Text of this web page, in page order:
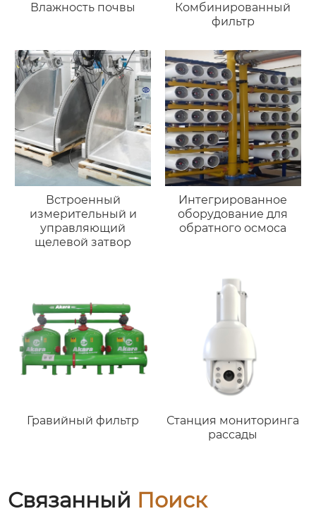
Влажность почвы
Комбинированный
фильтр
Встроенный
измерительный и
управляющий
щелевой затвор
Интегрированное
оборудование для
обратного осмоса
Гравийный фильтр
Станция мониторинга
рассады
Связанный Поиск